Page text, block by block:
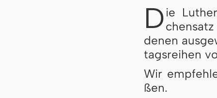
D ie
de­nen
tags­rei­hen
Wir
ßen.